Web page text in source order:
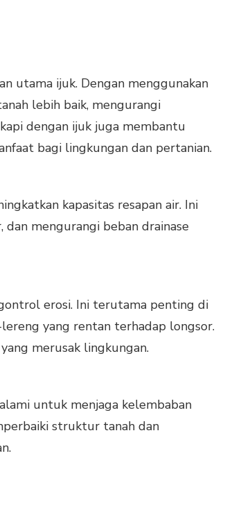
utama ijuk. Dengan menggunakan
lebih baik, mengurangi
dengan ijuk juga membantu
bagi lingkungan dan pertanian.
kapasitas resapan air. Ini
mengurangi beban drainase
erosi. Ini terutama penting di
yang rentan terhadap longsor.
merusak lingkungan.
untuk menjaga kelembaban
struktur tanah dan